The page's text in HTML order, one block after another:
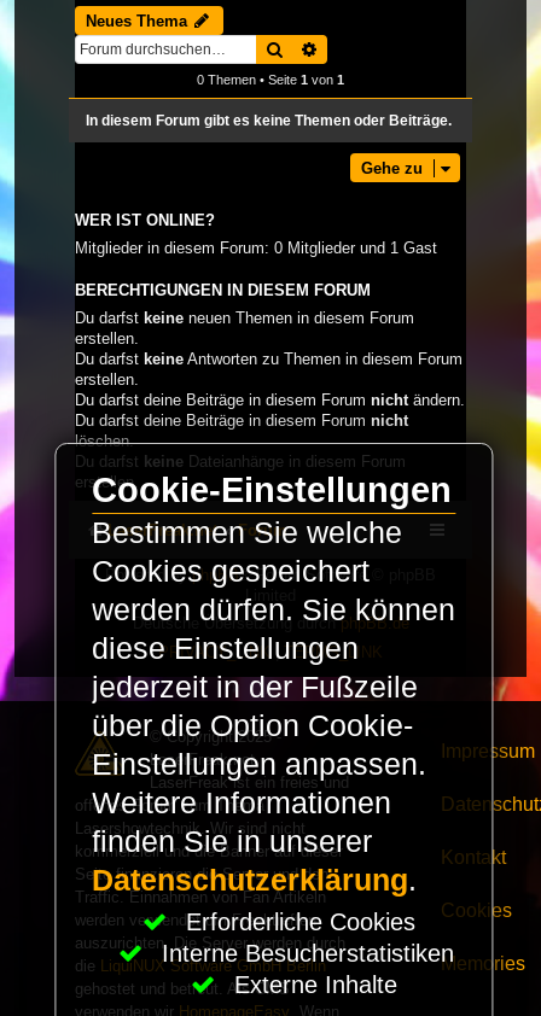
Neues Thema
Suche
0 Themen • Seite 1 von 1
In diesem Forum gibt es keine Themen oder Beiträge.
Gehe zu
WER IST ONLINE?
Mitglieder in diesem Forum: 0 Mitglieder und 1 Gast
BERECHTIGUNGEN IN DIESEM FORUM
Du darfst keine neuen Themen in diesem Forum
erstellen.
Du darfst keine Antworten zu Themen in diesem Forum
erstellen.
Du darfst deine Beiträge in diesem Forum nichtändern.
Du darfst deine Beiträge in diesem Forum nicht
löschen.
Du darfst keine Dateianhänge in diesem Forum
erstellen.
LaserFreak.net Forum
Powered byphpBB® Forum Software © phpBB
Limited
Deutsche Übersetzung durchphpBB.de
PRIVACY_LINK | TERMS_LINK
© Copyright 2025 -
LaserFreak.net
LaserFreak ist ein freies und
offenes Forum zum Thema
Lasershowtechnik. Wir sind nicht
kommerziell und die Banner auf dieser
Seite finanzieren die Server und den
Traffic. Einnahmen von Fan Artikeln
werden verwendet um Freaktreffen
auszurichten. Die Server werden durch
die LiquiNUX Software GmbH Berlin
gehostet und betreut. Als CMS
verwenden wir HomepageEasy . Wenn
Impressum
Kontakt
Cookies
Memories
Cookie-Einstellungen
Bestimmen Sie welche
Cookies gespeichert
werden dürfen. Sie können
diese Einstellungen
jederzeit in der Fußzeile
über die Option Cookie-
Einstellungen anpassen.
Weitere Informationen
finden Sie in unserer
Datenschutzerklärung.
Erforderliche Cookies
Interne Besucherstatistiken
Externe Inhalte